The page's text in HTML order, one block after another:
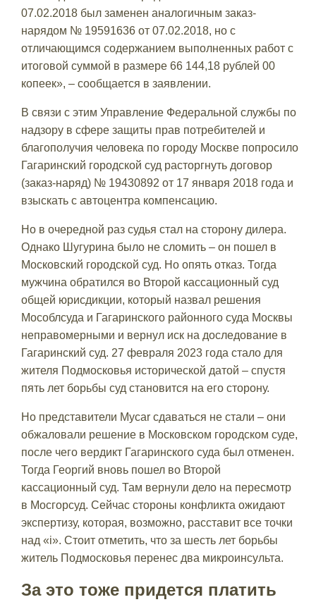
07.02.2018 был заменен аналогичным заказ-
нарядом № 19591636 от 07.02.2018, но с
отличающимся содержанием выполненных работ с
итоговой суммой в размере 66 144,18 рублей 00
копеек», – сообщается в заявлении.
В связи с этим Управление Федеральной службы по
надзору в сфере защиты прав потребителей и
благополучия человека по городу Москве попросило
Гагаринский городской суд расторгнуть договор
(заказ-наряд) № 19430892 от 17 января 2018 года и
взыскать с автоцентра компенсацию.
Но в очередной раз судья стал на сторону дилера.
Однако Шугурина было не сломить – он пошел в
Московский городской суд. Но опять отказ. Тогда
мужчина обратился во Второй кассационный суд
общей юрисдикции, который назвал решения
Мособлсуда и Гагаринского районного суда Москвы
неправомерными и вернул иск на доследование в
Гагаринский суд. 27 февраля 2023 года стало для
жителя Подмосковья исторической датой – спустя
пять лет борьбы суд становится на его сторону.
Но представители Mycar сдаваться не стали – они
обжаловали решение в Московском городском суде,
после чего вердикт Гагаринского суда был отменен.
Тогда Георгий вновь пошел во Второй
кассационный суд. Там вернули дело на пересмотр
в Мосгорсуд. Сейчас стороны конфликта ожидают
экспертизу, которая, возможно, расставит все точки
над «i». Стоит отметить, что за шесть лет борьбы
житель Подмосковья перенес два микроинсульта.
За это тоже придется платить